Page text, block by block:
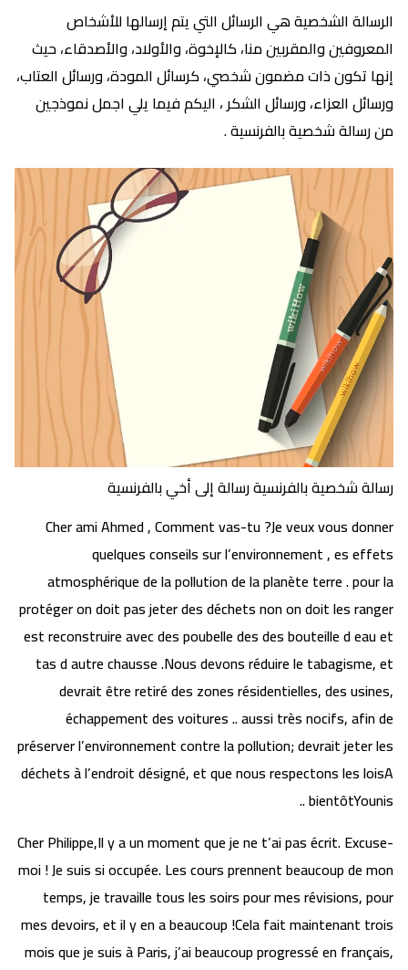
الرسالة الشخصية هي الرسائل التي يتم إرسالها للأشخاص
المعروفين والمقربين منا، كالإخوة، والأولاد، والأصدقاء، حيث
إنها تكون ذات مضمون شخصي، كرسائل المودة، ورسائل العتاب،
ورسائل العزاء، ورسائل الشكر ، اليكم فيما يلي اجمل نموذجين
من رسالة شخصية بالفرنسية .
رسالة شخصية بالفرنسية رسالة إلى أخي بالفرنسية
Cher ami Ahmed , Comment vas-tu ?Je veux vous donner
quelques conseils sur l’environnement , es effets
atmosphérique de la pollution de la planète terre . pour la
protéger on doit pas jeter des déchets non on doit les ranger
est reconstruire avec des poubelle des des bouteille d eau et
tas d autre chausse .Nous devons réduire le tabagisme, et
devrait être retiré des zones résidentielles, des usines,
échappement des voitures .. aussi très nocifs, afin de
préserver l’environnement contre la pollution; devrait jeter les
déchets à l’endroit désigné, et que nous respectons les loisA
bientôtYounis ..
Cher Philippe,Il y a un moment que je ne t’ai pas écrit. Excuse-
moi ! Je suis si occupée. Les cours prennent beaucoup de mon
temps, je travaille tous les soirs pour mes révisions, pour
mes devoirs, et il y en a beaucoup !Cela fait maintenant trois
mois que je suis à Paris, j’ai beaucoup progressé en français,